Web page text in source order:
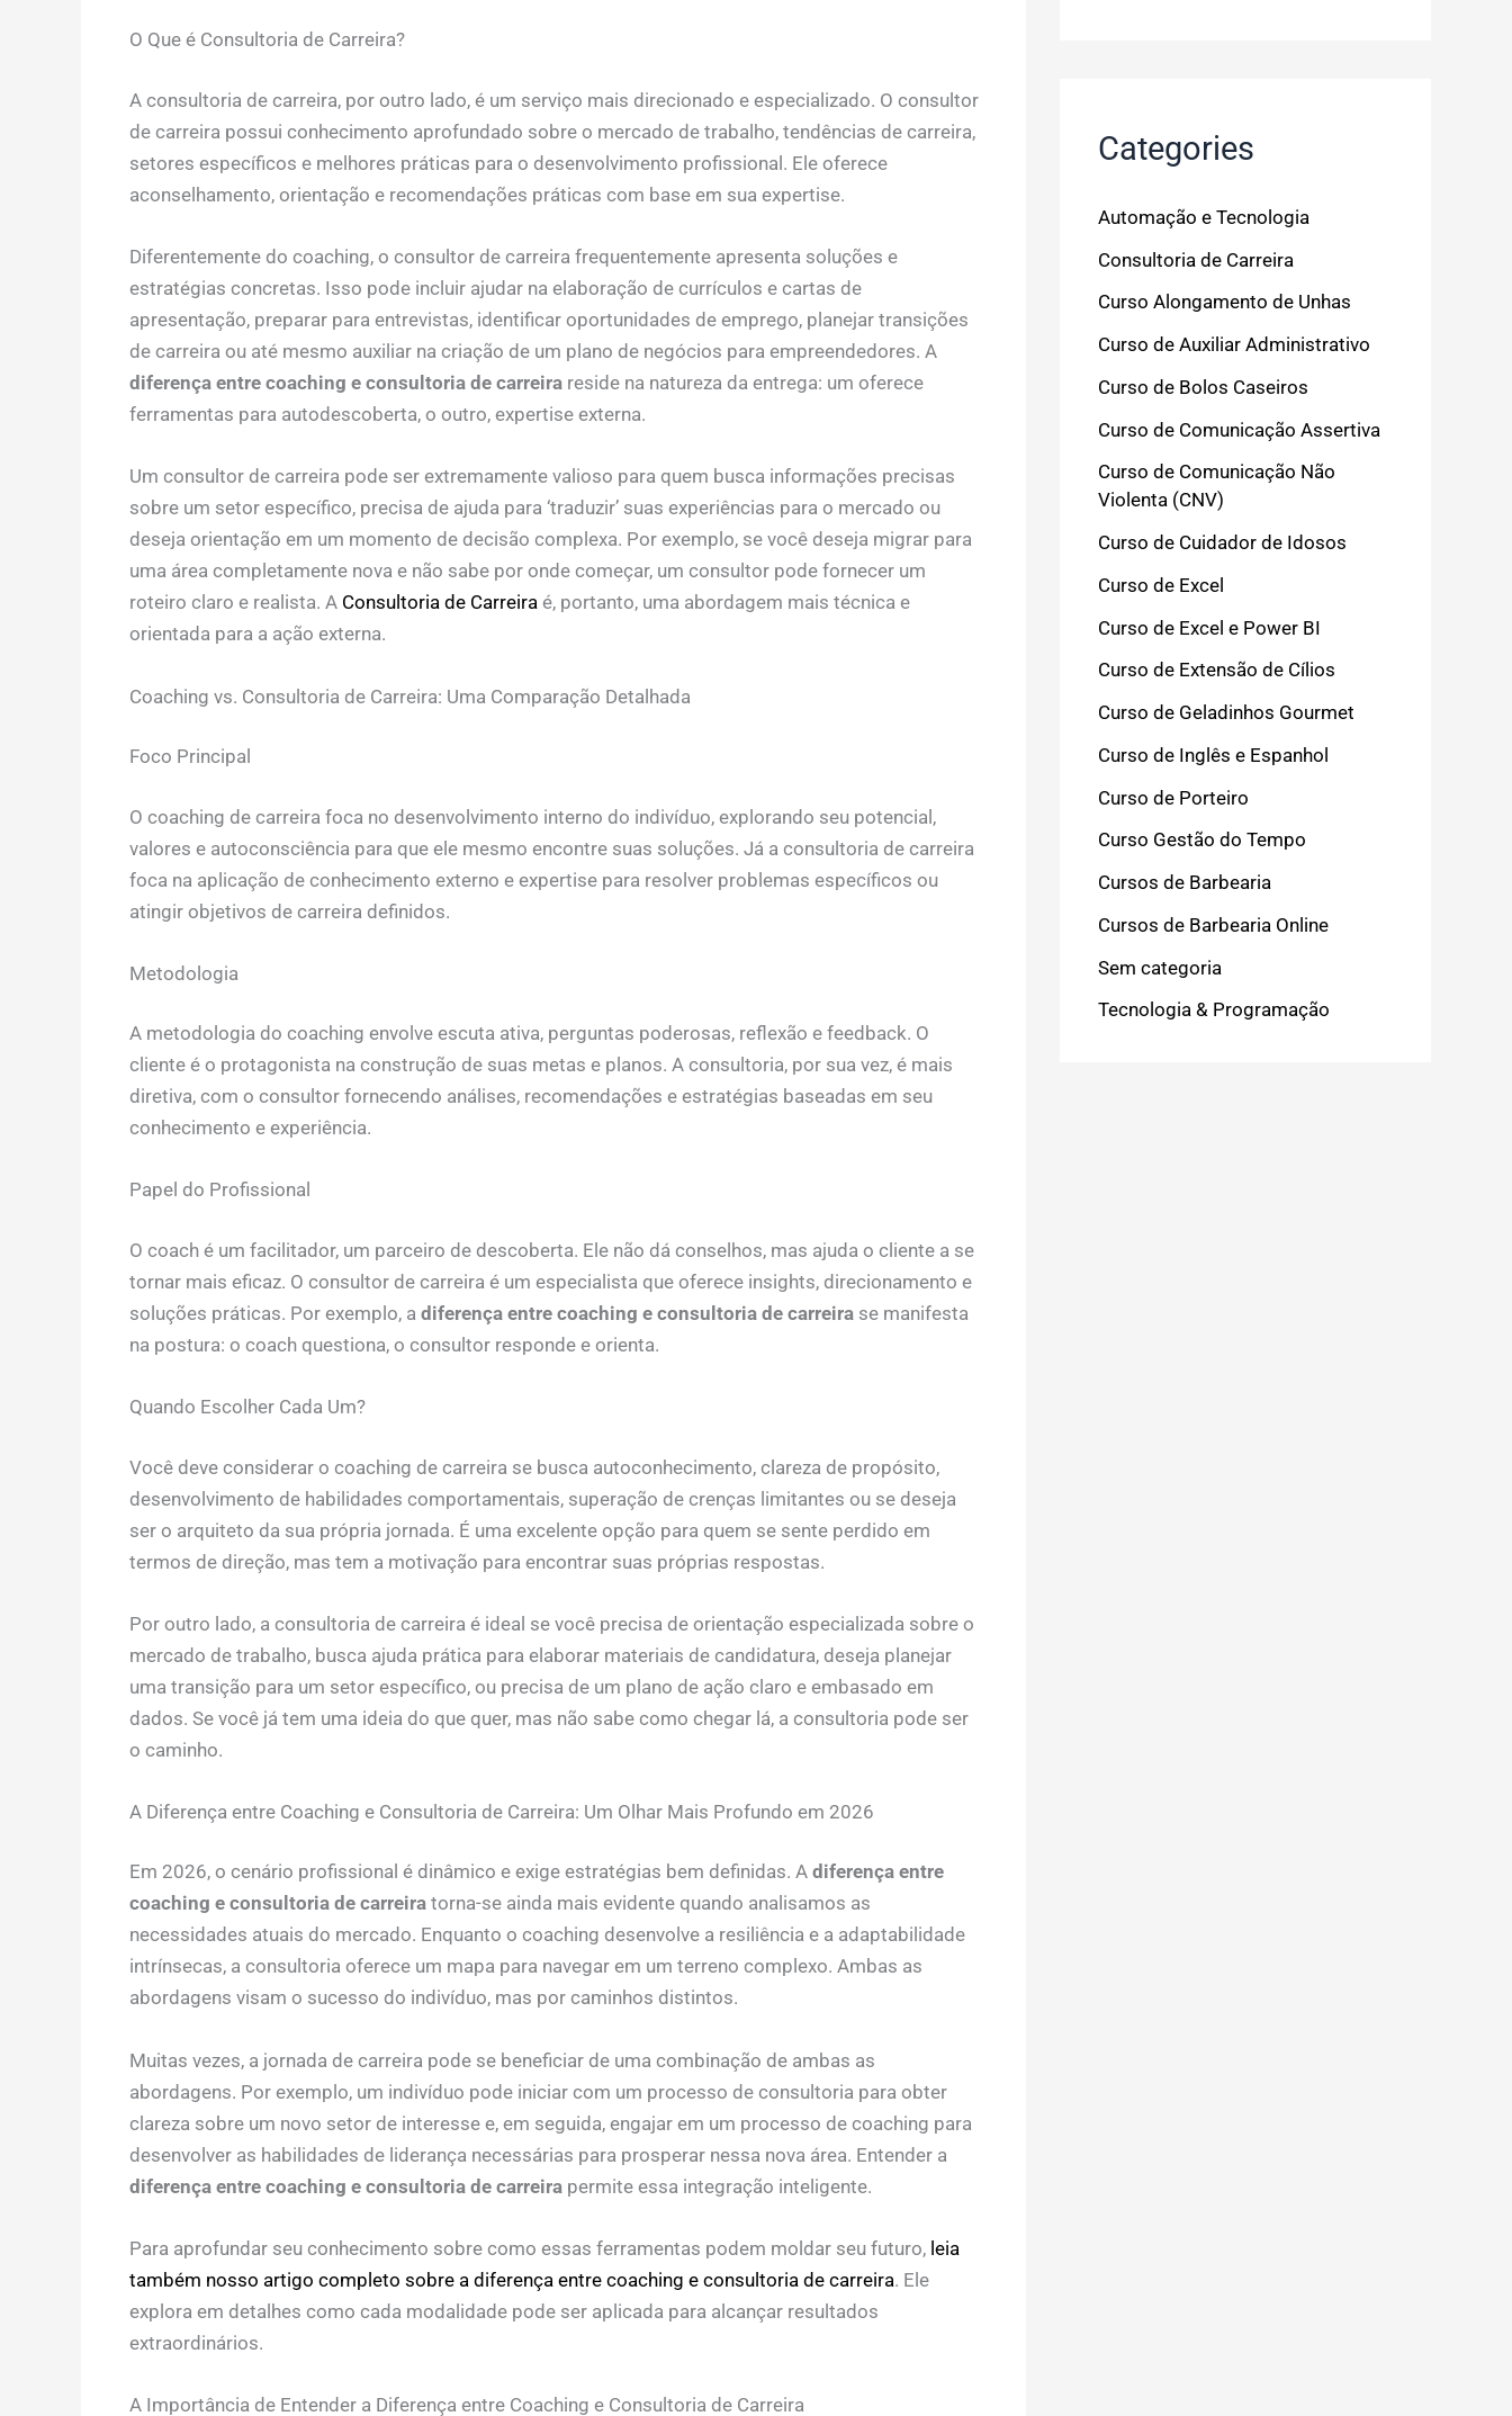
O Que é Consultoria de Carreira?
A consultoria de carreira, por outro lado, é um serviço mais direcionado e especializado. O consultor
de carreira possui conhecimento aprofundado sobre o mercado de trabalho, tendências de carreira,
setores específicos e melhores práticas para o desenvolvimento profissional. Ele oferece
aconselhamento, orientação e recomendações práticas com base em sua expertise.
Diferentemente do coaching, o consultor de carreira frequentemente apresenta soluções e
estratégias concretas. Isso pode incluir ajudar na elaboração de currículos e cartas de
apresentação, preparar para entrevistas, identificar oportunidades de emprego, planejar transições
de carreira ou até mesmo auxiliar na criação de um plano de negócios para empreendedores. A
diferença entre coaching e consultoria de carreirareside na natureza da entrega: um oferece
ferramentas para autodescoberta, o outro, expertise externa.
Um consultor de carreira pode ser extremamente valioso para quem busca informações precisas
sobre um setor específico, precisa de ajuda para ‘traduzir’ suas experiências para o mercado ou
deseja orientação em um momento de decisão complexa. Por exemplo, se você deseja migrar para
uma área completamente nova e não sabe por onde começar, um consultor pode fornecer um
roteiro claro e realista. A Consultoria de Carreiraé, portanto, uma abordagem mais técnica e
orientada para a ação externa.
Coaching vs. Consultoria de Carreira: Uma Comparação Detalhada
Foco Principal
O coaching de carreira foca no desenvolvimento interno do indivíduo, explorando seu potencial,
valores e autoconsciência para que ele mesmo encontre suas soluções. Já a consultoria de carreira
foca na aplicação de conhecimento externo e expertise para resolver problemas específicos ou
atingir objetivos de carreira definidos.
Metodologia
A metodologia do coaching envolve escuta ativa, perguntas poderosas, reflexão e feedback. O
cliente é o protagonista na construção de suas metas e planos. A consultoria, por sua vez, é mais
diretiva, com o consultor fornecendo análises, recomendações e estratégias baseadas em seu
conhecimento e experiência.
Papel do Profissional
O coach é um facilitador, um parceiro de descoberta. Ele não dá conselhos, mas ajuda o cliente a se
tornar mais eficaz. O consultor de carreira é um especialista que oferece insights, direcionamento e
soluções práticas. Por exemplo, a diferença entre coaching e consultoria de carreirase manifesta
na postura: o coach questiona, o consultor responde e orienta.
Quando Escolher Cada Um?
Você deve considerar o coaching de carreira se busca autoconhecimento, clareza de propósito,
desenvolvimento de habilidades comportamentais, superação de crenças limitantes ou se deseja
ser o arquiteto da sua própria jornada. É uma excelente opção para quem se sente perdido em
termos de direção, mas tem a motivação para encontrar suas próprias respostas.
Por outro lado, a consultoria de carreira é ideal se você precisa de orientação especializada sobre o
mercado de trabalho, busca ajuda prática para elaborar materiais de candidatura, deseja planejar
uma transição para um setor específico, ou precisa de um plano de ação claro e embasado em
dados. Se você já tem uma ideia do que quer, mas não sabe como chegar lá, a consultoria pode ser
o caminho.
A Diferença entre Coaching e Consultoria de Carreira: Um Olhar Mais Profundo em 2026
Em 2026, o cenário profissional é dinâmico e exige estratégias bem definidas. A diferença entre
coaching e consultoria de carreiratorna-se ainda mais evidente quando analisamos as
necessidades atuais do mercado. Enquanto o coaching desenvolve a resiliência e a adaptabilidade
intrínsecas, a consultoria oferece um mapa para navegar em um terreno complexo. Ambas as
abordagens visam o sucesso do indivíduo, mas por caminhos distintos.
Muitas vezes, a jornada de carreira pode se beneficiar de uma combinação de ambas as
abordagens. Por exemplo, um indivíduo pode iniciar com um processo de consultoria para obter
clareza sobre um novo setor de interesse e, em seguida, engajar em um processo de coaching para
desenvolver as habilidades de liderança necessárias para prosperar nessa nova área. Entender a
diferença entre coaching e consultoria de carreirapermite essa integração inteligente.
Para aprofundar seu conhecimento sobre como essas ferramentas podem moldar seu futuro, leia
também nosso artigo completo sobre a diferença entre coaching e consultoria de carreira. Ele
explora em detalhes como cada modalidade pode ser aplicada para alcançar resultados
extraordinários.
A Importância de Entender a Diferença entre Coaching e Consultoria de Carreira
Categories
Automação e Tecnologia
Consultoria de Carreira
Curso Alongamento de Unhas
Curso de Auxiliar Administrativo
Curso de Bolos Caseiros
Curso de Comunicação Assertiva
Curso de Comunicação Não
Violenta (CNV)
Curso de Cuidador de Idosos
Curso de Excel
Curso de Excel e Power BI
Curso de Extensão de Cílios
Curso de Geladinhos Gourmet
Curso de Inglês e Espanhol
Curso de Porteiro
Curso Gestão do Tempo
Cursos de Barbearia
Cursos de Barbearia Online
Sem categoria
Tecnologia & Programação